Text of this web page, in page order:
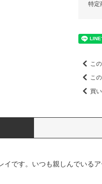
特定
こ
こ
買
です。いつも親しんでいる